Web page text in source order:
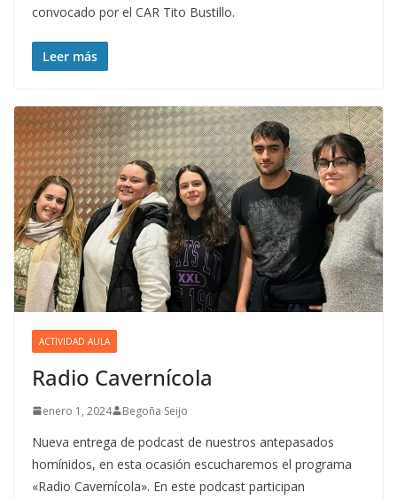
convocado por el CAR Tito Bustillo.
Leer más
ACTIVIDAD AULA
Radio Cavernícola
enero 1, 2024 Begoña Seijo
Nueva entrega de podcast de nuestros antepasados
homínidos, en esta ocasión escucharemos el programa
«Radio Cavernícola». En este podcast participan